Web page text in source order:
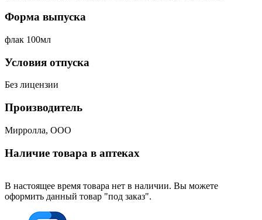
Форма выпуска
флак 100мл
Условия отпуска
Без лицензии
Производитель
Мирролла, ООО
Наличие товара в аптеках
В настоящее время товара нет в наличии. Вы можете
оформить данный товар "под заказ".